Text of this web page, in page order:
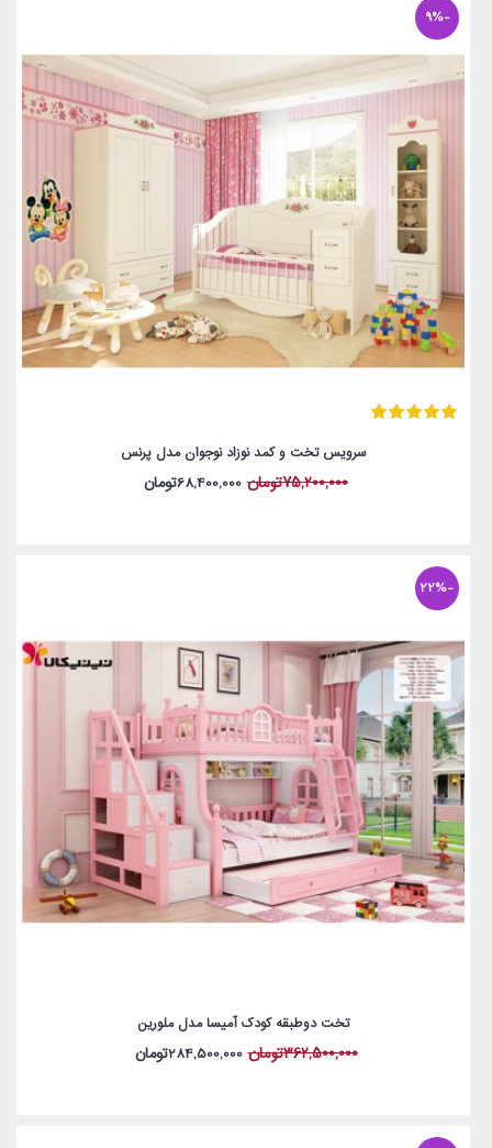
-9%
سرویس تخت و کمد نوزاد نوجوان مدل پرنس
75,200,000تومان 68,400,000تومان
-22%
تخت دوطبقه کودک آمیسا مدل ملورین
362,500,000تومان 284,500,000تومان